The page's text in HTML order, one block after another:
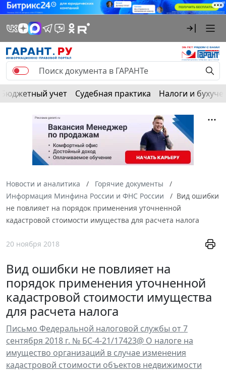
Бюджетный учет Судебная практика Налоги и
Новости и аналитика
Горячие документы
Информация Минфина России и ФНС России
Вид ошибки
не повлияет на порядок применения уточненной
кадастровой стоимости имущества для расчета налога
20 ноября 2018
Вид ошибки не повлияет на
порядок применения уточненной
кадастровой стоимости имущества
для расчета налога
Письмо Федеральной налоговой службы от 7
сентября 2018 г. № БС-4-21/17423@ О налоге на
имущество организаций в случае изменения
кадастровой стоимости объектов недвижимости